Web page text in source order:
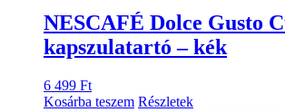
NESCAFÉ Dolce Gusto
kapszulatartó – kék
6 499 Ft
Kosárba teszem Részletek